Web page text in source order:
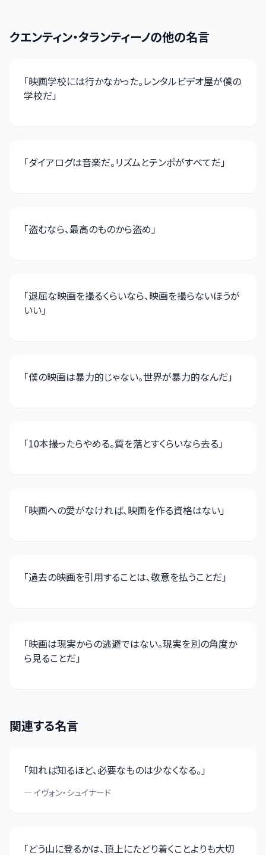
クエンティン・タランティーノの他の名言
「映画学校には行かなかった。レンタルビデオ屋が僕の
学校だ」
「ダイアログは音楽だ。リズムとテンポがすべてだ」
「盗むなら、最高のものから盗め」
「退屈な映画を撮るくらいなら、映画を撮らないほうが
いい」
「僕の映画は暴力的じゃない。世界が暴力的なんだ」
「10本撮ったらやめる。質を落とすくらいなら去る」
「映画への愛がなければ、映画を作る資格はない」
「過去の映画を引用することは、敬意を払うことだ」
「映画は現実からの逃避ではない。現実を別の角度か
ら見ることだ」
関連する名言
「知れば知るほど、必要なものは少なくなる。」
— イヴォン・シュイナード
「どう山に登るかは、頂上にたどり着くことよりも大切